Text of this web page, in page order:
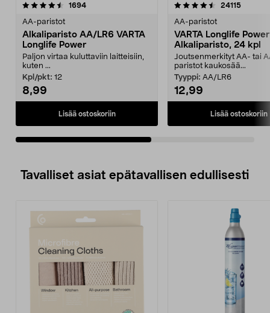
1694arvostelut
AA-paristot
Alkaliparisto AA/LR6 VARTA
Longlife Power
Paljon virtaa kuluttaviin laitteisiin,
kuten ...
Kpl/pkt: 12
8,99
Lisää ostoskoriin
4.5viidestä
24115
AA-paristot
VARTA Longlife Power
Alkaliparisto, 24 kpl
Joutsenmerkityt AA- tai
paristot kaukosää...
Tyyppi: AA/LR6
12,99
Lisää ostoskoriin
4.5viidestä
Tavalliset asiat epätavallisen edullisesti